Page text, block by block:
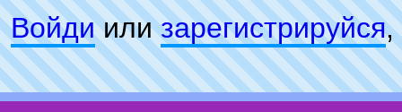
Войдиилизарeгиcтpируйся,